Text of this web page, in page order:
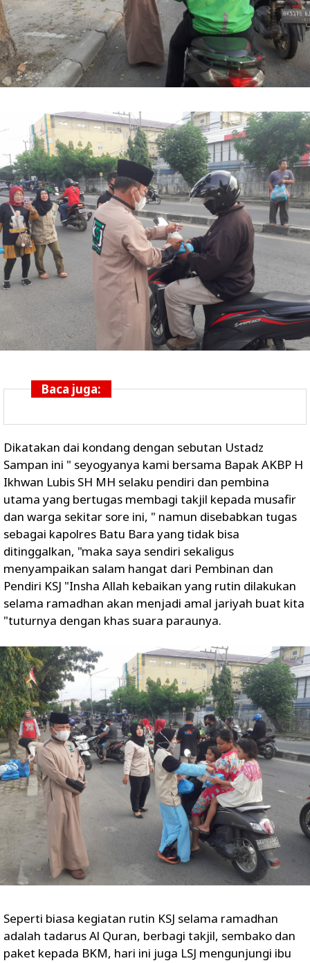
Baca juga:
Dikatakan dai kondang dengan sebutan Ustadz
Sampan ini " seyogyanya kami bersama Bapak AKBP H
Ikhwan Lubis SH MH selaku pendiri dan pembina
utama yang bertugas membagi takjil kepada musafir
dan warga sekitar sore ini, " namun disebabkan tugas
sebagai kapolres Batu Bara yang tidak bisa
ditinggalkan, "maka saya sendiri sekaligus
menyampaikan salam hangat dari Pembinan dan
Pendiri KSJ "Insha Allah kebaikan yang rutin dilakukan
selama ramadhan akan menjadi amal jariyah buat kita
"tuturnya dengan khas suara paraunya.
Seperti biasa kegiatan rutin KSJ selama ramadhan
adalah tadarus Al Quran, berbagi takjil, sembako dan
paket kepada BKM, hari ini juga LSJ mengunjungi ibu